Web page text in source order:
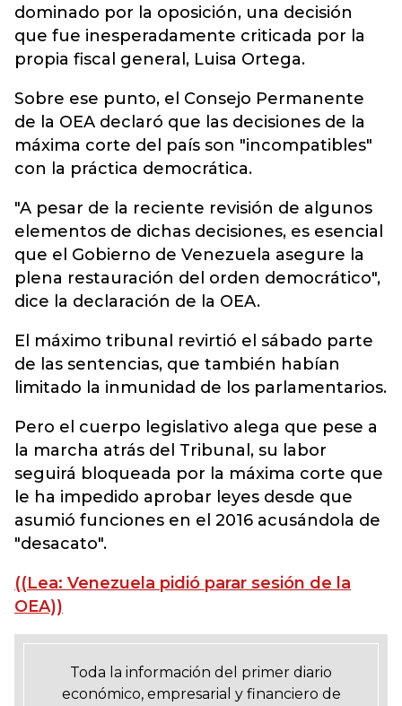
dominado por la oposición, una decisión
que fue inesperadamente criticada por la
propia fiscal general, Luisa Ortega.
Sobre ese punto, el Consejo Permanente
de la OEA declaró que las decisiones de la
máxima corte del país son "incompatibles"
con la práctica democrática.
"A pesar de la reciente revisión de algunos
elementos de dichas decisiones, es esencial
que el Gobierno de Venezuela asegure la
plena restauración del orden democrático",
dice la declaración de la OEA.
El máximo tribunal revirtió el sábado parte
de las sentencias, que también habían
limitado la inmunidad de los parlamentarios.
Pero el cuerpo legislativo alega que pese a
la marcha atrás del Tribunal, su labor
seguirá bloqueada por la máxima corte que
le ha impedido aprobar leyes desde que
asumió funciones en el 2016 acusándola de
"desacato".
((Lea: Venezuela pidió parar sesión de la
OEA))
Toda la información del primer diario
económico, empresarial y financiero de